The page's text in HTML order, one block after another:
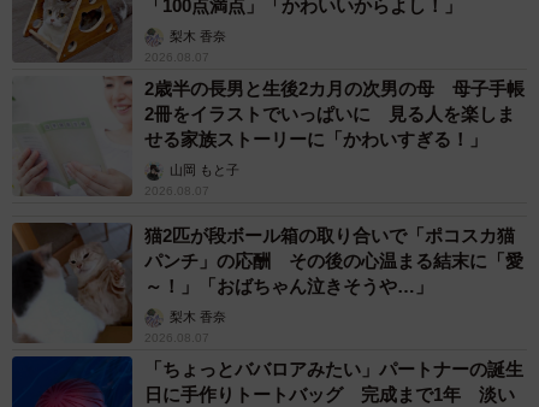
「100点満点」「かわいいからよし！」
梨木 香奈
2026.08.07
2歳半の長男と生後2カ月の次男の母 母子手帳
2冊をイラストでいっぱいに 見る人を楽しま
せる家族ストーリーに「かわいすぎる！」
山岡 もと子
2026.08.07
猫2匹が段ボール箱の取り合いで「ポコスカ猫
パンチ」の応酬 その後の心温まる結末に「愛
～！」「おばちゃん泣きそうや…」
梨木 香奈
2026.08.07
「ちょっとババロアみたい」パートナーの誕生
日に手作りトートバッグ 完成まで1年 淡い